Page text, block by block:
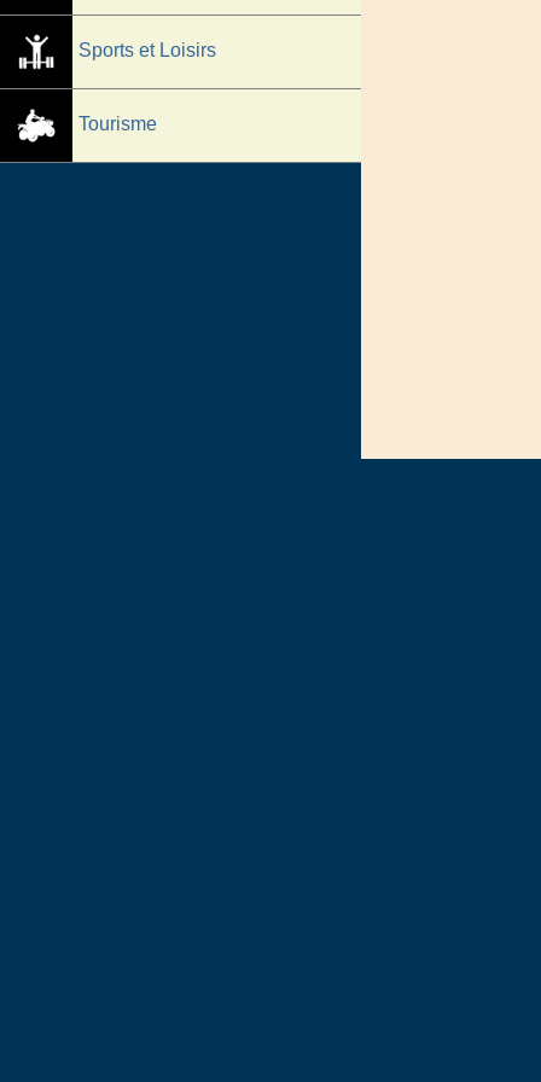
Sports et Loisirs
Tourisme